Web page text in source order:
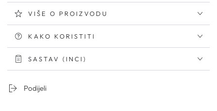
VIŠE O PROIZVODU
KAKO KORISTITI
SASTAV (INCI)
Podijeli